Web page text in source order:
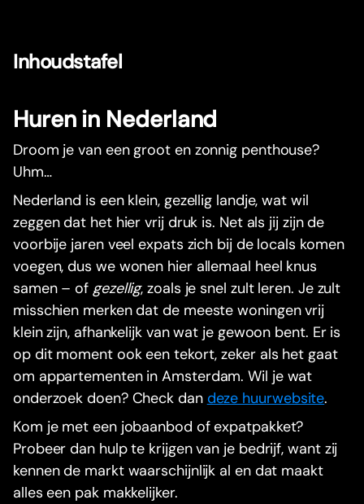
Inhoudstafel
Huren in Nederland
Droom je van een groot en zonnig penthouse?
Uhm…
Nederland is een klein, gezellig landje, wat wil
zeggen dat het hier vrij druk is. Net als jij zijn de
voorbije jaren veel expats zich bij de locals komen
voegen, dus we wonen hier allemaal heel knus
samen – ofgezellig, zoals je snel zult leren. Je zult
misschien merken dat de meeste woningen vrij
klein zijn, afhankelijk van wat je gewoon bent. Er is
op dit moment ook een tekort, zeker als het gaat
om appartementen in Amsterdam. Wil je wat
onderzoek doen? Check dan deze huurwebsite.
Kom je met een jobaanbod of expatpakket?
Probeer dan hulp te krijgen van je bedrijf, want zij
kennen de markt waarschijnlijk al en dat maakt
alles een pak makkelijker.